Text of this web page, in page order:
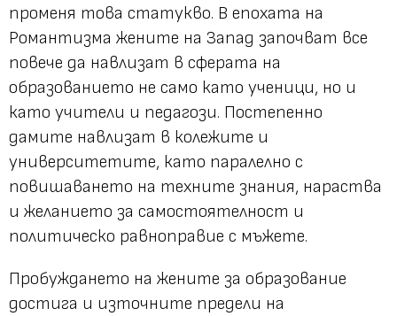
променя това статукво. В епохата на
Романтизма жените на Запад започват все
повече да навлизат в сферата на
образованието не само като ученици, но и
като учители и педагози. Постепенно
дамите навлизат в колежите и
университетите, като паралелно с
повишаването на техните знания, нараства
и желанието за самостоятелност и
политическо равноправие с мъжете.
Пробуждането на жените за образование
достига и източните предели на